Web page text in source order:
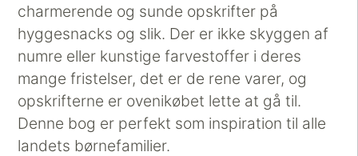
charmerende og sunde opskrifter på
hyggesnacks og slik. Der er ikke skyggen af
numre eller kunstige farvestoffer i deres
mange fristelser, det er de rene varer, og
opskrifterne er ovenikøbet lette at gå til.
Denne bog er perfekt som inspiration til alle
landets børnefamilier.